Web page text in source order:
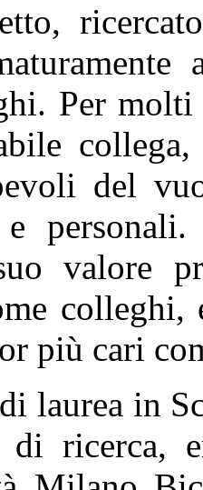
Per
del
e
valore
più cari
laurea in
di ricerca,